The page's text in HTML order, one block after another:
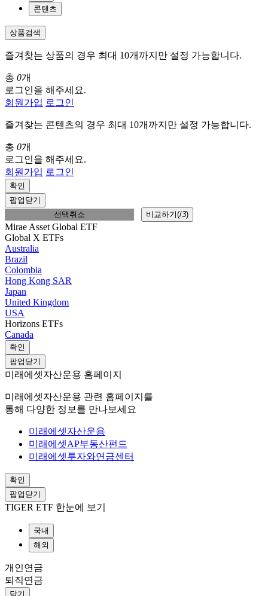
콘텐츠
상품검색
즐겨찾는 상품의 경우 최대 10개까지만 설정 가능합니다.
총 0개
로그인을 해주세요.
회원가입 로그인
즐겨찾는 콘텐츠의 경우 최대 10개까지만 설정 가능합니다.
총 0개
로그인을 해주세요.
회원가입 로그인
확인
팝업닫기
선택취소
비교하기(/3)
Mirae Asset Global ETF
Global X ETFs
Australia
Brazil
Colombia
Hong Kong SAR
Japan
United Kingdom
USA
Horizons ETFs
Canada
확인
팝업닫기
미래에셋자산운용 홈페이지
미래에셋자산운용 관련 홈페이지를
통해 다양한 정보를 만나보세요
미래에셋자산운용
미래에셋AP부동산펀드
미래에셋투자와연금센터
확인
팝업닫기
TIGER ETF 한눈에 보기
국내
해외
개인연금
퇴직연금
닫기